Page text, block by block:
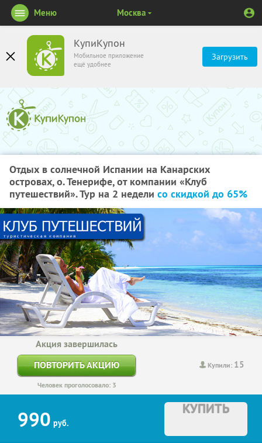
КупиКупон
Мобильное приложение
ещё удобнее
Загрузить
Меню Москва
Отдых в солнечной Испании на Канарских
островах, о. Тенерифе, от компании «Клуб
путешествий». Тур на 2 недели со скидкой до 65%
Купили: 15
Акция завершилась
ПОВТОРИТЬ АКЦИЮ
Человек проголосовало: 3
990 руб.
КУПИТЬ